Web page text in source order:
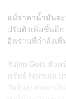
แม้ราคาน้ำมันจ
ปรับตัวเพิ่มขึ้นอีก
อิหร่านที่กำลังเ
Yujiro Goto หัว
ทรัพย์ Nomura
ปัจจัยลบต่อค่าเ